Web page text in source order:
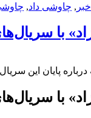
, چاوشی داد,
با
پایان این سریال
با